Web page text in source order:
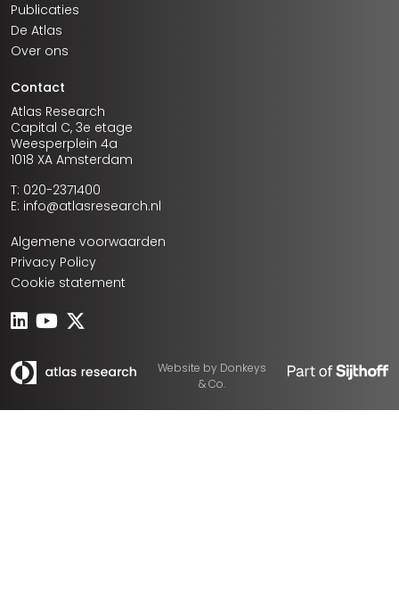
Publicaties
De Atlas
Over ons
Contact
Atlas Research
Capital C, 3e etage
Weesperplein 4a
1018 XA Amsterdam
T: 020-2371400
E: info@atlasresearch.nl
Algemene voorwaarden
Privacy Policy
Cookie statement
Website by Donkeys
& Co.